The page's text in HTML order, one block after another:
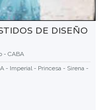
DE DISEÑO
- CABA
- Imperial - Princesa - Sirena -